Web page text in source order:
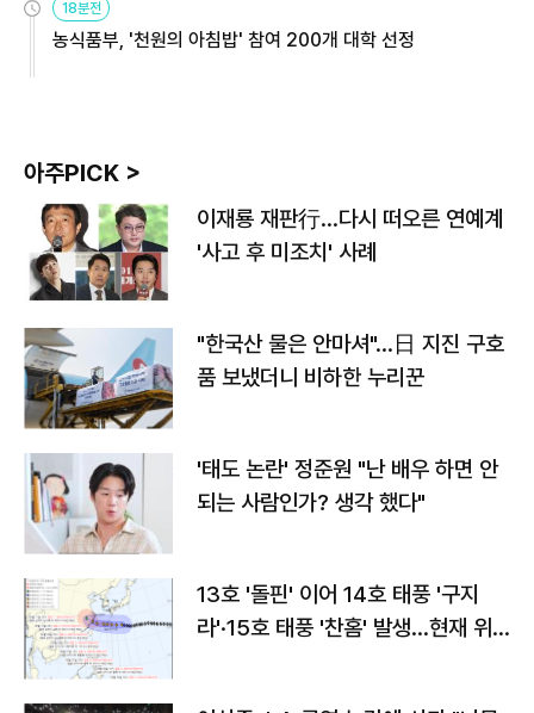
18분전
농식품부, '천원의 아침밥' 참여 200개 대학 선정
아주PICK >
이재룡 재판行…다시 떠오른 연예계
'사고 후 미조치' 사례
"한국산 물은 안마셔"…日 지진 구호
품 보냈더니 비하한 누리꾼
'태도 논란' 정준원 "난 배우 하면 안
되는 사람인가? 생각 했다"
13호 '돌핀' 이어 14호 태풍 '구지
라'·15호 태풍 '찬홈' 발생…현재 위